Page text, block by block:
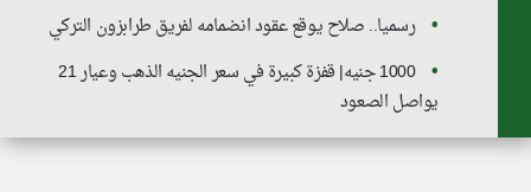
رسميا.. صلاح يوقع عقود انضمامه لفريق طرابزون التركي
1000 جنيه| قفزة كبيرة في سعر الجنيه الذهب وعيار 21
يواصل الصعود